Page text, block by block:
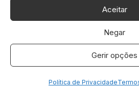
Aceitar
Negar
Gerir opções
Política de Privacidade
COPYRIGHT © 2026 BM&C News.